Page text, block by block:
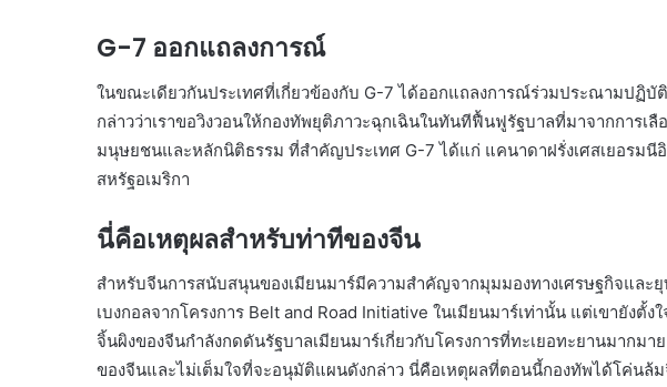
G-7 ออกแถลงการณ์
ในขณะเดียวกันประเทศที่เกี่ยวข้องกับ G-7 ได้ออกแถลงการณ์ร่วมประณามปฏิบั
กล่าวว่าเราขอวิงวอนให้กองทัพยุติภาวะฉุกเฉินในทันทีฟื้นฟูรัฐบาลที่มาจากการเ
มนุษยชนและหลักนิติธรรม ที่สำคัญประเทศ G-7 ได้แก่ แคนาดาฝรั่งเศสเยอรม
สหรัฐอเมริกา
นี่คือเหตุผลสำหรับท่าทีของจีน
สำหรับจีนการสนับสนุนของเมียนมาร์มีความสำคัญจากมุมมองทางเศรษฐกิจและยุ
เบงกอลจากโครงการ Belt and Road Initiative ในเมียนมาร์เท่านั้น แต่เขายังตั้
จิ้นผิงของจีนกำลังกดดันรัฐบาลเมียนมาร์เกี่ยวกับโครงการที่ทะเยอทะยานมากม
ของจีนและไม่เต็มใจที่จะอนุมัติแผนดังกล่าว นี่คือเหตุผลที่ตอนนี้กองทัพได้โค่นล้ม